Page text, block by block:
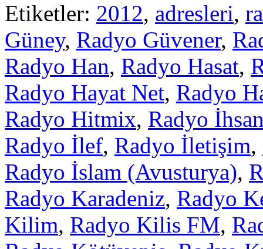
Etiketler: 2012, adresleri,
Güney, Radyo Güvener,
Radyo Han, Radyo Hasat,
Radyo Hayat Net, Radyo
Radyo Hitmix, Radyo
Radyo İlef, Radyo İletişim,
Radyo İslam (Avusturya),
Radyo Karadeniz, Radyo
Kilim, Radyo Kilis FM,